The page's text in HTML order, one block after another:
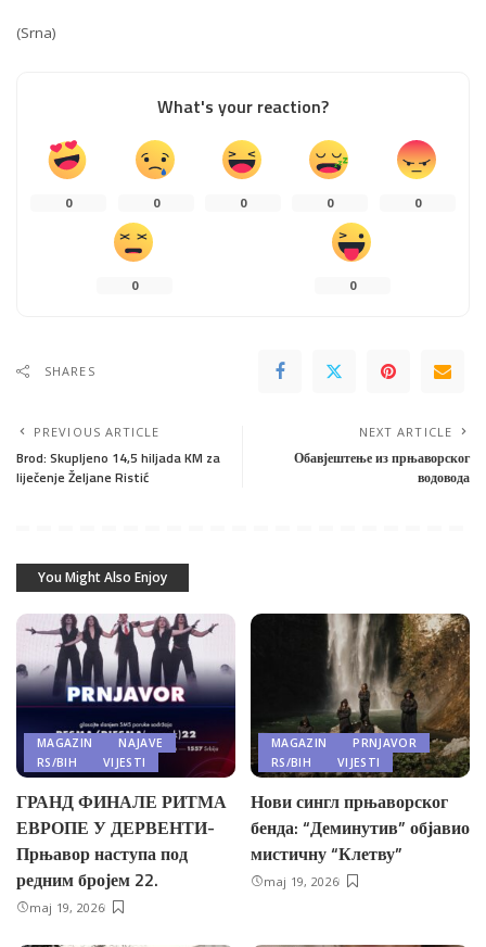
(Srna)
What's your reaction?
0 0 0 0 0
0 0
SHARES
PREVIOUS ARTICLE
Brod: Skupljeno 14,5 hiljada KM za
liječenje Željane Ristić
NEXT ARTICLE
Обавјештење из прњаворског
водовода
You Might Also Enjoy
MAGAZIN
NAJAVE
RS/BIH
VIJESTI
ГРАНД ФИНАЛЕ РИТМА
ЕВРОПЕ У ДЕРВЕНТИ-
Прњавор наступа под
редним бројем 22.
maj 19, 2026
MAGAZIN
PRNJAVOR
RS/BIH
VIJESTI
Нови сингл прњаворског
бенда: “Деминутив” објавио
мистичну “Клетву”
maj 19, 2026